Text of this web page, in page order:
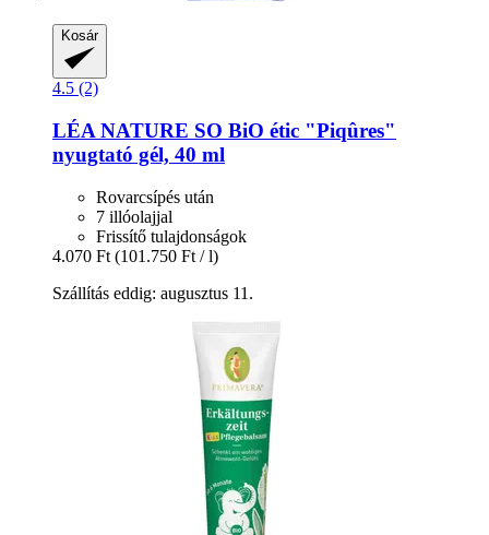
Kosár
4.5 (2)
LÉA NATURE SO BiO étic "Piqûres"
nyugtató gél, 40 ml
Rovarcsípés után
7 illóolajjal
Frissítő tulajdonságok
4.070 Ft (101.750 Ft / l)
Szállítás eddig: augusztus 11.